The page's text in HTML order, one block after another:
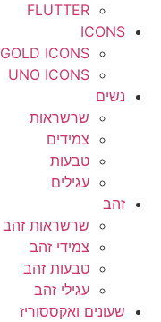
FLUTTER
ICONS
GOLD ICONS
UNO ICONS
נשים
שרשראות
צמידים
טבעות
עגילים
זהב
שרשראות זהב
צמידי זהב
טבעות זהב
עגילי זהב
שעונים ואקססוריז